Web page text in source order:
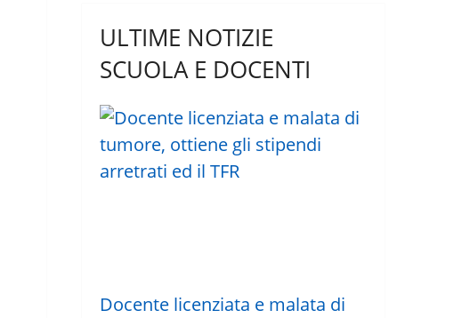
ULTIME NOTIZIE
SCUOLA E DOCENTI
Docente licenziata e malata di